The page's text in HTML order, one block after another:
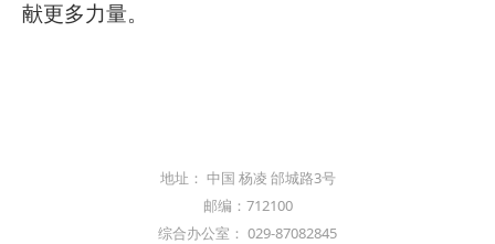
献更多力量。
地址： 中国 杨凌 邰城路3号
邮编：712100
综合办公室： 029-87082845